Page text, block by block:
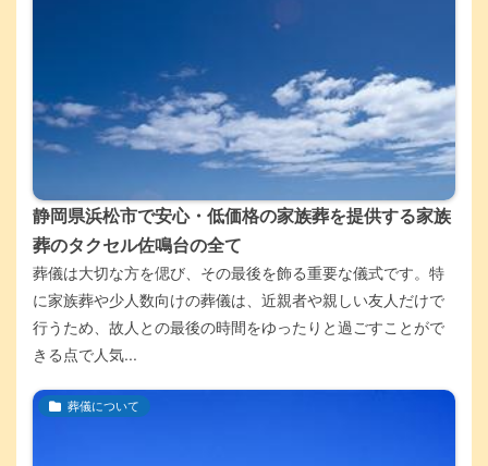
静岡県浜松市で安心・低価格の家族葬を提供する家族
葬のタクセル佐鳴台の全て
葬儀は大切な方を偲び、その最後を飾る重要な儀式です。特
に家族葬や少人数向けの葬儀は、近親者や親しい友人だけで
行うため、故人との最後の時間をゆったりと過ごすことがで
きる点で人気...
葬儀について